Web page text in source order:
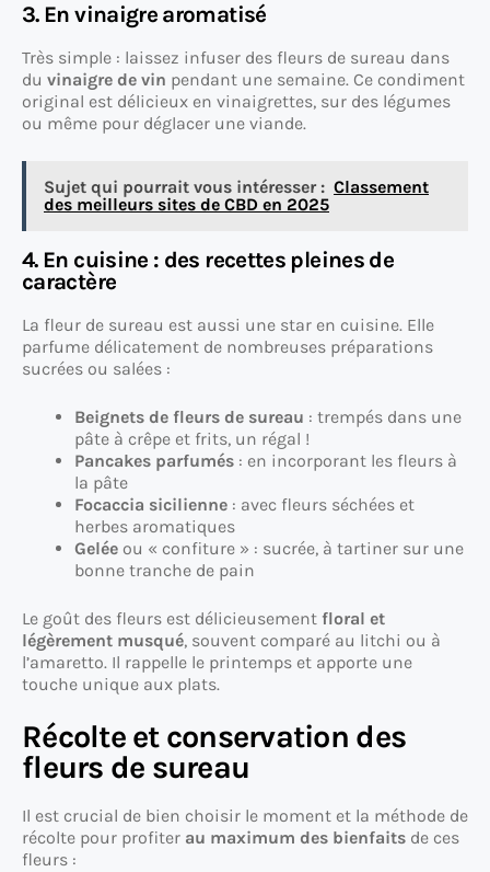
3. En vinaigre aromatisé
Très simple : laissez infuser des fleurs de sureau dans
du vinaigre de vin pendant une semaine. Ce condiment
original est délicieux en vinaigrettes, sur des légumes
ou même pour déglacer une viande.
Sujet qui pourrait vous intéresser : Classement
des meilleurs sites de CBD en 2025
4. En cuisine : des recettes pleines de
caractère
La fleur de sureau est aussi une star en cuisine. Elle
parfume délicatement de nombreuses préparations
sucrées ou salées :
Beignets de fleurs de sureau : trempés dans une
pâte à crêpe et frits, un régal !
Pancakes parfumés : en incorporant les fleurs à
la pâte
Focaccia sicilienne : avec fleurs séchées et
herbes aromatiques
Gelée ou « confiture » : sucrée, à tartiner sur une
bonne tranche de pain
Le goût des fleurs est délicieusement floral et
légèrement musqué, souvent comparé au litchi ou à
l’amaretto. Il rappelle le printemps et apporte une
touche unique aux plats.
Récolte et conservation des
fleurs de sureau
Il est crucial de bien choisir le moment et la méthode de
récolte pour profiter au maximum des bienfaits de ces
fleurs :